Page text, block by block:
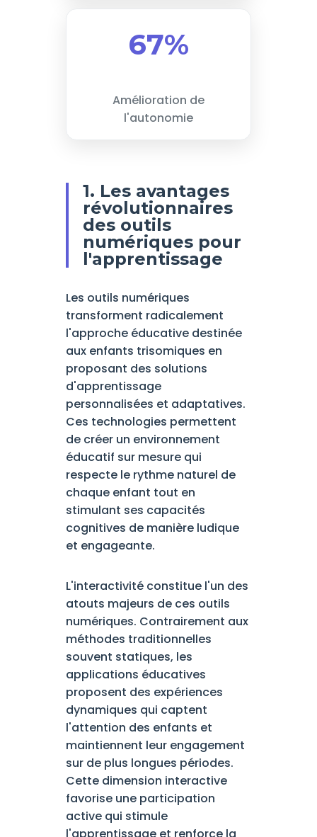
67%
Amélioration de
l'autonomie
1. Les avantages
révolutionnaires
des outils
numériques pour
l'apprentissage
Les outils numériques
transforment radicalement
l'approche éducative destinée
aux enfants trisomiques en
proposant des solutions
d'apprentissage
personnalisées et adaptatives.
Ces technologies permettent
de créer un environnement
éducatif sur mesure qui
respecte le rythme naturel de
chaque enfant tout en
stimulant ses capacités
cognitives de manière ludique
et engageante.
L'interactivité constitue l'un des
atouts majeurs de ces outils
numériques. Contrairement aux
méthodes traditionnelles
souvent statiques, les
applications éducatives
proposent des expériences
dynamiques qui captent
l'attention des enfants et
maintiennent leur engagement
sur de plus longues périodes.
Cette dimension interactive
favorise une participation
active qui stimule